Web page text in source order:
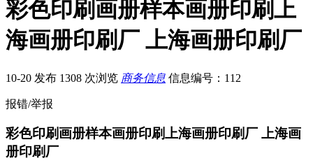
彩色印刷画册样本画册印刷上
海画册印刷厂 上海画册印刷厂
10-20 发布 1308 次浏览 商务信息 信息编号：112
报错/举报
彩色印刷画册样本画册印刷上海画册印刷厂 上海画
册印刷厂